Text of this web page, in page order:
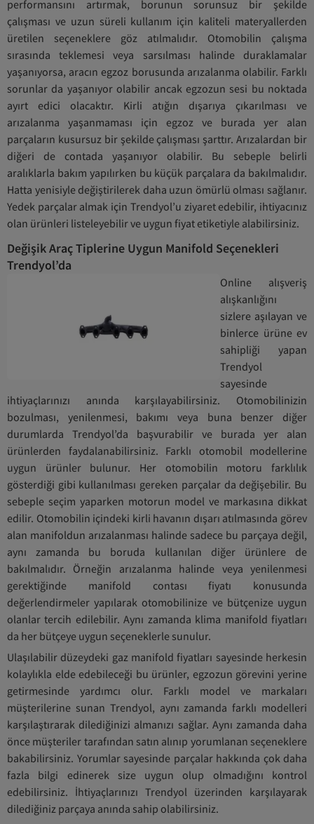
performansını artırmak, borunun sorunsuz bir şekilde
çalışması ve uzun süreli kullanım için kaliteli materyallerden
üretilen seçeneklere göz atılmalıdır. Otomobilin çalışma
sırasında teklemesi veya sarsılması halinde duraklamalar
yaşanıyorsa, aracın egzoz borusunda arızalanma olabilir. Farklı
sorunlar da yaşanıyor olabilir ancak egzozun sesi bu noktada
ayırt edici olacaktır. Kirli atığın dışarıya çıkarılması ve
arızalanma yaşanmaması için egzoz ve burada yer alan
parçaların kusursuz bir şekilde çalışması şarttır. Arızalardan bir
diğeri de contada yaşanıyor olabilir. Bu sebeple belirli
aralıklarla bakım yapılırken bu küçük parçalara da bakılmalıdır.
Hatta yenisiyle değiştirilerek daha uzun ömürlü olması sağlanır.
Yedek parçalar almak için Trendyol’u ziyaret edebilir, ihtiyacınız
olan ürünleri listeleyebilir ve uygun fiyat etiketiyle alabilirsiniz.
Değişik Araç Tiplerine Uygun Manifold Seçenekleri
Trendyol’da
Online alışveriş
alışkanlığını
sizlere aşılayan ve
binlerce ürüne ev
sahipliği yapan
Trendyol
sayesinde
ihtiyaçlarınızı anında karşılayabilirsiniz. Otomobilinizin
bozulması, yenilenmesi, bakımı veya buna benzer diğer
durumlarda Trendyol’da başvurabilir ve burada yer alan
ürünlerden faydalanabilirsiniz. Farklı otomobil modellerine
uygun ürünler bulunur. Her otomobilin motoru farklılık
gösterdiği gibi kullanılması gereken parçalar da değişebilir. Bu
sebeple seçim yaparken motorun model ve markasına dikkat
edilir. Otomobilin içindeki kirli havanın dışarı atılmasında görev
alan manifoldun arızalanması halinde sadece bu parçaya değil,
aynı zamanda bu boruda kullanılan diğer ürünlere de
bakılmalıdır. Örneğin arızalanma halinde veya yenilenmesi
gerektiğinde manifold contası fiyatı konusunda
değerlendirmeler yapılarak otomobilinize ve bütçenize uygun
olanlar tercih edilebilir. Aynı zamanda klima manifold fiyatları
da her bütçeye uygun seçeneklerle sunulur.
Ulaşılabilir düzeydeki gaz manifold fiyatları sayesinde herkesin
kolaylıkla elde edebileceği bu ürünler, egzozun görevini yerine
getirmesinde yardımcı olur. Farklı model ve markaları
müşterilerine sunan Trendyol, aynı zamanda farklı modelleri
karşılaştırarak dilediğinizi almanızı sağlar. Aynı zamanda daha
önce müşteriler tarafından satın alınıp yorumlanan seçeneklere
bakabilirsiniz. Yorumlar sayesinde parçalar hakkında çok daha
fazla bilgi edinerek size uygun olup olmadığını kontrol
edebilirsiniz. İhtiyaçlarınızı Trendyol üzerinden karşılayarak
dilediğiniz parçaya anında sahip olabilirsiniz.